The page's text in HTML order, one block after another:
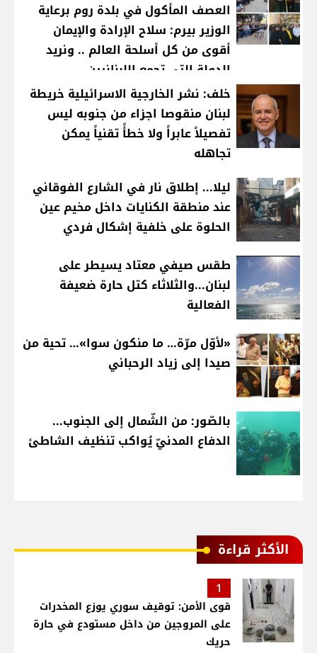
العصف المأكول في بلدة روم برعاية
الوزير بيرم: سلاح الإرادة والإيمان
أقوى من كل أسلحة العالم .. ونريد
الدولة التي تجمع اللبنانيين
خلف: نشر الخارجية الاسرائيلية خريطة
لبنان منقوصا اجزاء من جنوبه ليس
تفصيلاً عابراً ولا خطأً تقنياً يمكن
تجاهله
ليلا... إطلاق نار في الشارع الفوقاني
عند منطقة الكنايات داخل مخيم عين
الحلوة على خلفية إشكال فردي
طقس صيفي معتاد يسيطر على
لبنان...والثلاثاء كتل حارة ضعيفة
الفعالية
«لأوّل مرّة… ما منكون سوا»… تحية من
صيدا إلى زياد الرحباني
بالصّور: من الشّمال إلى الجنوب...
الدفاع المدنيّ يُواكب تنظيف الشاطئ
الأكثر قراءة
1
قوى الأمن: توقيف سوري يوزع المخدرات
على المروجين من داخل مستودع في حارة
حريك